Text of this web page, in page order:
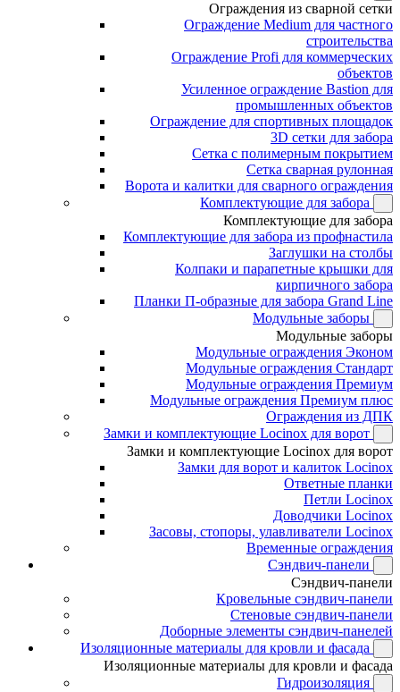
Ограждения из сварной сетки
Ограждение Medium для частного
строительства
Ограждение Profi для коммерческих
объектов
Усиленное ограждение Bastion для
промышленных объектов
Ограждение для спортивных площадок
3D сетки для забора
Сетка с полимерным покрытием
Сетка сварная рулонная
Ворота и калитки для сварного ограждения
Комплектующие для забора
Комплектующие для забора
Комплектующие для забора из профнастила
Заглушки на столбы
Колпаки и парапетные крышки для
кирпичного забора
Планки П-образные для забора Grand Line
Модульные заборы
Модульные заборы
Модульные ограждения Эконом
Модульные ограждения Стандарт
Модульные ограждения Премиум
Модульные ограждения Премиум плюс
Ограждения из ДПК
Замки и комплектующие Locinox для ворот
Замки и комплектующие Locinox для ворот
Замки для ворот и калиток Locinox
Ответные планки
Петли Locinox
Доводчики Locinox
Засовы, стопоры, улавливатели Locinox
Временные ограждения
Сэндвич-панели
Сэндвич-панели
Кровельные сэндвич-панели
Стеновые сэндвич-панели
Доборные элементы сэндвич-панелей
Изоляционные материалы для кровли и фасада
Изоляционные материалы для кровли и фасада
Гидроизоляция